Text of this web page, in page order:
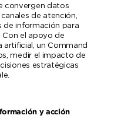
convergen datos
de atención,
de información para
Con el apoyo de
artificial, un Command
medir el impacto de
estratégicas
y acción